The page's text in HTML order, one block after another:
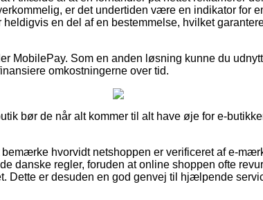
er det undertiden være en indikator for
en del af en bestemmelse, hvilket
MobilePay. Som en anden løsning kunne du
omkostningerne over tid.
bør de når alt kommer til alt have øje for e-
hvorvidt netshoppen er verificeret af e-
danske regler, foruden at online shoppen ofte
Dette er desuden en god genvej til hjælpende